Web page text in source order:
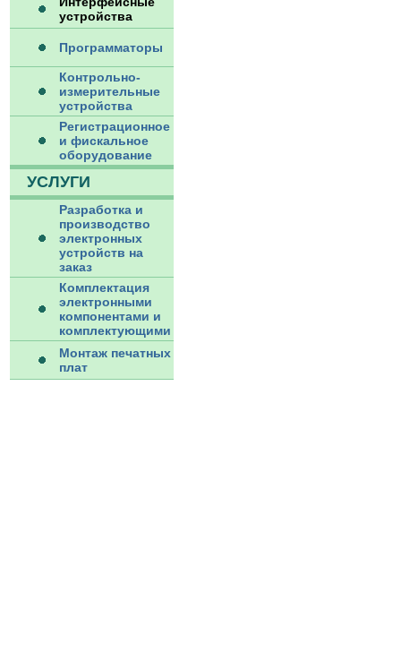
устройства
Программаторы
Контрольно-
измерительные
устройства
Регистрационное
и фискальное
оборудование
УСЛУГИ
Разработка и
производство
электронных
устройств на
заказ
Комплектация
электронными
компонентами и
комплектующими
Монтаж печатных
плат